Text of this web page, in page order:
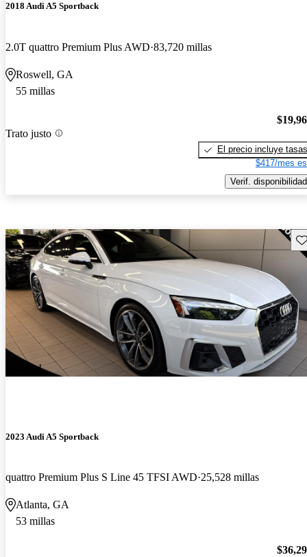
2018 Audi A5 Sportback
2.0T quattro Premium Plus AWD 83,720 millas
Roswell, GA
55 millas
Trato justo
El precio incluye tasas
$417/mes
Verif. disponibilidad
¡Nuevo!
2023 Audi A5 Sportback
quattro Premium Plus S Line 45 TFSI AWD 25,528 millas
Atlanta, GA
53 millas